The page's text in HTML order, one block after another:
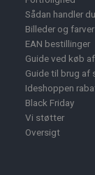
Sådan handler du
Billeder og
EAN bestillinger
Guide ved køb
Guide til brug af
Ideshoppen
Black Friday
Vi støtter
Oversigt